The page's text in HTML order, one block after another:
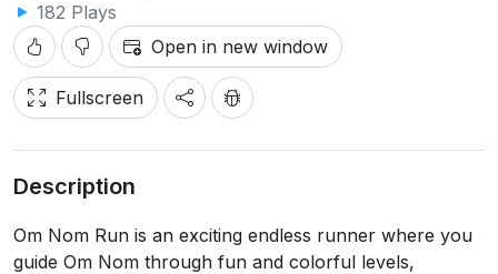
182 Plays
Open in new window
Fullscreen
Description
Om Nom Run is an exciting endless runner where you
guide Om Nom through fun and colorful levels,